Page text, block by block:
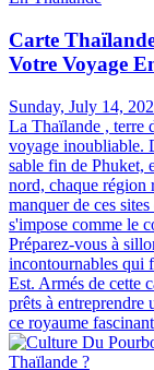
Carte
Votre Voyage
Sunday, July 14,
La Thaïlande , terre
voyage inoubliable.
sable fin de Phuket,
nord, chaque région
manquer de ces
s'impose comme le
Préparez-vous à
incontournables qui
Est. Armés de cette
prêts à entreprendre
ce royaume